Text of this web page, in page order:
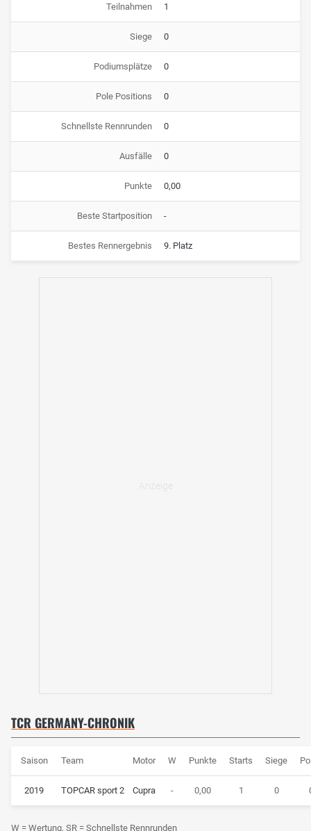
Teilnahmen 1
Siege 0
Podiumsplätze 0
Pole Positions 0
Schnellste Rennrunden 0
Ausfälle 0
Punkte 0,00
Beste Startposition -
Bestes Rennergebnis 9. Platz
TCR GERMANY-CHRONIK
Saison Team Motor W Punkte Starts Siege
2019 TOPCAR sport 2 Cupra - 0,00 1 0
W = Wertung, SR = Schnellste Rennrunden